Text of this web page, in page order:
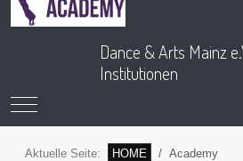
Dance & Arts Mainz
Institutionen
Mobile Menu Toggle
Aktuelle Seite: HOME Academy